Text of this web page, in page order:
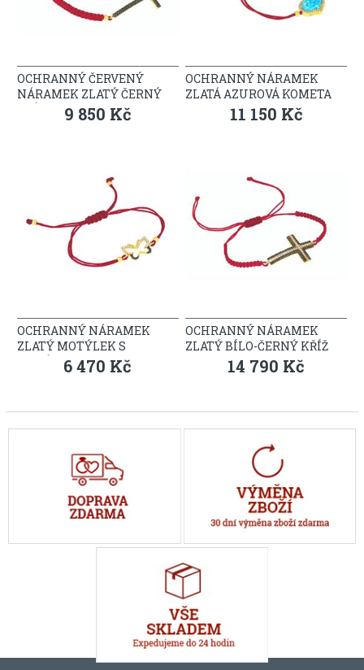
OCHRANNÝ ČERVENÝ
NÁRAMEK ZLATÝ ČERNÝ
9 850 Kč
OCHRANNÝ NÁRAMEK
ZLATÁ AZUROVÁ KOMETA
11 150 Kč
OCHRANNÝ NÁRAMEK
ZLATÝ MOTÝLEK S
KAMÍNKY6 470 Kč
OCHRANNÝ NÁRAMEK
ZLATÝ BÍLO-ČERNÝ KŘÍŽ
14 790 Kč